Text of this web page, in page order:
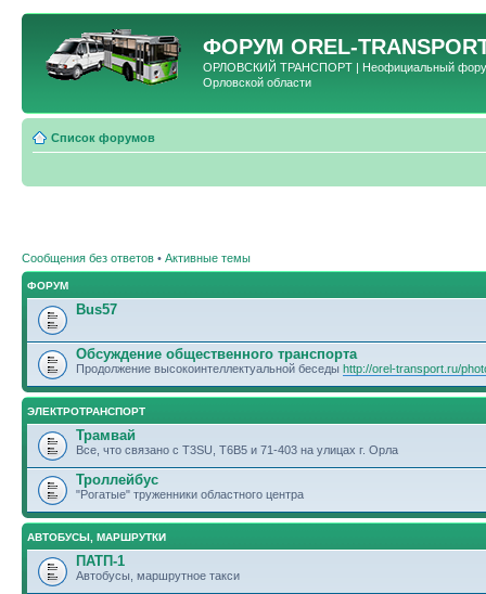
ФОРУМ OREL-
ОРЛОВСКИЙ ТРАНСПОРТ | Неофициальный форум
Орловской области
Список форумов
Сообщения без ответов • Активные темы
ФОРУМ
Bus57
Обсуждение общественного транспорта
Продолжение высокоинтеллектуальной беседы http://orel-transport.ru/
ЭЛЕКТРОТРАНСПОРТ
Трамвай
Все, что связано с T3SU, T6B5 и 71-403 на улицах г. Орла
Троллейбус
"Рогатые" труженники областного центра
АВТОБУСЫ, МАРШРУТКИ
ПАТП-1
Автобусы, маршрутное такси